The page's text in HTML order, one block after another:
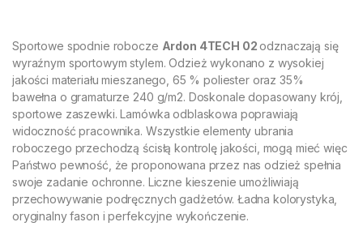
Sportowe spodnie robocze Ardon 4TECH 02 odznaczają się
wyraźnym sportowym stylem. Odzież wykonano z wysokiej
jakości materiału mieszanego, 65 % poliester oraz 35%
bawełna o gramaturze 240 g/m2. Doskonale dopasowany krój,
sportowe zaszewki. Lamówka odblaskowa poprawiają
widoczność pracownika. Wszystkie elementy ubrania
roboczego przechodzą ścisłą kontrolę jakości, mogą mieć więc
Państwo pewność, że proponowana przez nas odzież spełnia
swoje zadanie ochronne. Liczne kieszenie umożliwiają
przechowywanie podręcznych gadżetów. Ładna kolorystyka,
oryginalny fason i perfekcyjne wykończenie.